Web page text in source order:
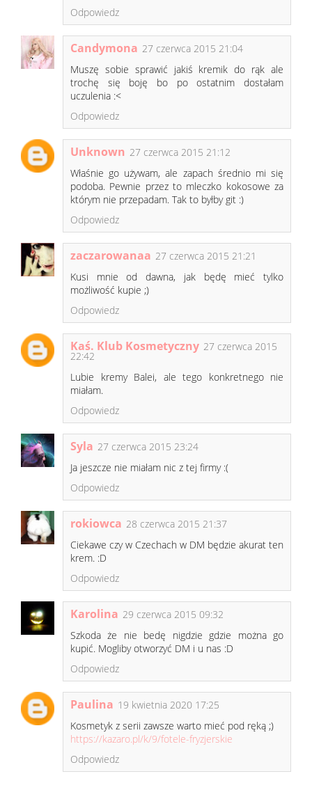
Odpowiedz
Candymona 27 czerwca 2015 21:04
Muszę sobie sprawić jakiś kremik do rąk ale
trochę się boję bo po ostatnim dostałam
uczulenia :<
Odpowiedz
Unknown 27 czerwca 2015 21:12
Właśnie go używam, ale zapach średnio mi się
podoba. Pewnie przez to mleczko kokosowe za
którym nie przepadam. Tak to byłby git :)
Odpowiedz
zaczarowanaa 27 czerwca 2015 21:21
Kusi mnie od dawna, jak będę mieć tylko
możliwość kupie ;)
Odpowiedz
Kaś. Klub Kosmetyczny 27 czerwca 2015
22:42
Lubie kremy Balei, ale tego konkretnego nie
miałam.
Odpowiedz
Syla 27 czerwca 2015 23:24
Ja jeszcze nie miałam nic z tej firmy :(
Odpowiedz
rokiowca 28 czerwca 2015 21:37
Ciekawe czy w Czechach w DM będzie akurat ten
krem. :D
Odpowiedz
Karolina 29 czerwca 2015 09:32
Szkoda że nie bedę nigdzie gdzie można go
kupić. Mogliby otworzyć DM i u nas :D
Odpowiedz
Paulina 19 kwietnia 2020 17:25
Kosmetyk z serii zawsze warto mieć pod ręką ;)
https://kazaro.pl/k/9/fotele-fryzjerskie
Odpowiedz